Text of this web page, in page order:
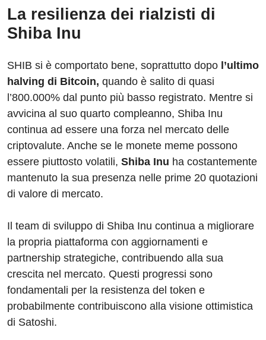
La resilienza dei rialzisti di
Shiba Inu
SHIB si è comportato bene, soprattutto dopo l’ultimo
halving di Bitcoin, quando è salito di quasi
l’800.000% dal punto più basso registrato. Mentre si
avvicina al suo quarto compleanno, Shiba Inu
continua ad essere una forza nel mercato delle
criptovalute. Anche se le monete meme possono
essere piuttosto volatili, Shiba Inu ha costantemente
mantenuto la sua presenza nelle prime 20 quotazioni
di valore di mercato.
Il team di sviluppo di Shiba Inu continua a migliorare
la propria piattaforma con aggiornamenti e
partnership strategiche, contribuendo alla sua
crescita nel mercato. Questi progressi sono
fondamentali per la resistenza del token e
probabilmente contribuiscono alla visione ottimistica
di Satoshi.